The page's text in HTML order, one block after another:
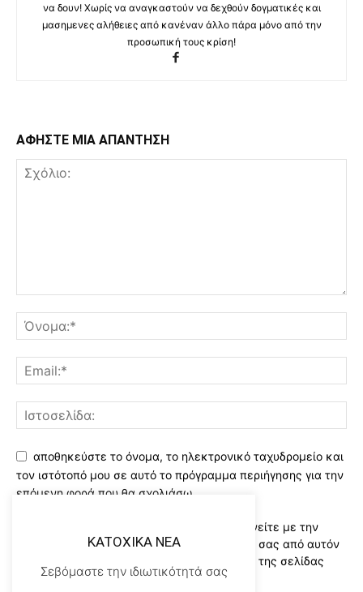
να δουν! Χωρίς να αναγκαστούν να δεχθούν δογματικές και
μασημενες αλήθειες από κανέναν άλλο πάρα μόνο από την
προσωπική τους κρίση!
ΑΦΗΣΤΕ ΜΙΑ ΑΠΑΝΤΗΣΗ
αποθηκεύστε το όνομα, το ηλεκτρονικό ταχυδρομείο και
τον ιστότοπό μου σε αυτό το πρόγραμμα περιήγησης για την
επόμενη φορά που θα σχολιάσω.
Χρησιμοποιώντας αυτό το έντυπο συμφωνείτε με την
αποθήκευση και χειρισμό των δεδομένων σας από αυτόν
τον ιστότοπο..Διαβάστε του ορους χρήσης της σελίδας
μας*
KATOXIKA NEA
Σεβόμαστε την ιδιωτικότητά σας